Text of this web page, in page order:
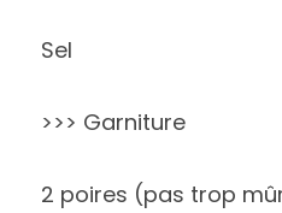
Sel
>>> Garniture
2 poires (pas trop